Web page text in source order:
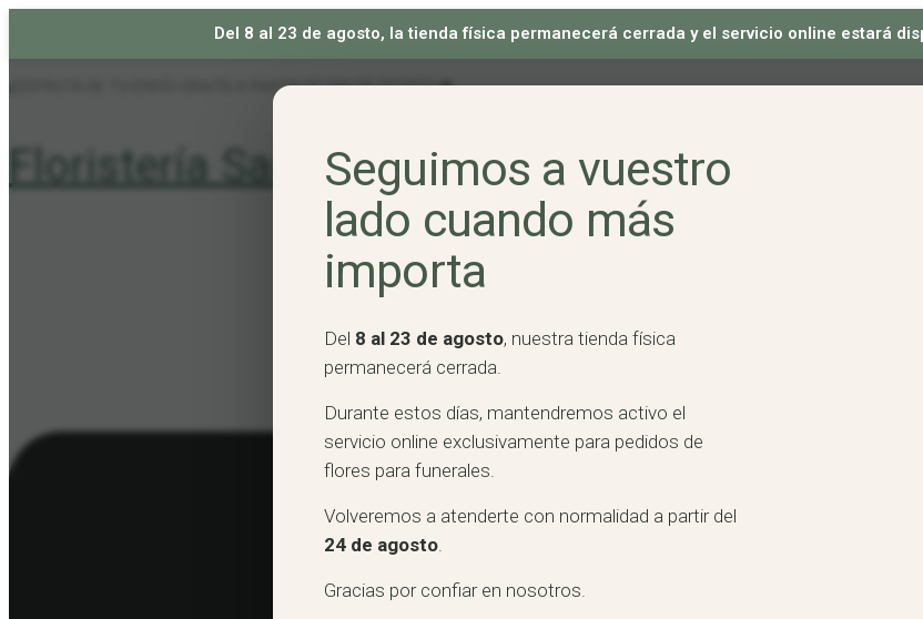
Del 8 al 23 de agosto, la tienda física permanecerá cerrada y el servicio online estará
Seguimos a vuestro
lado cuando más
importa
Del 8 al 23 de agosto, nuestra tienda física
permanecerá cerrada.
Durante estos días, mantendremos activo el
servicio online exclusivamente para pedidos de
flores para funerales.
Volveremos a atenderte con normalidad a partir del
24 de agosto.
Gracias por confiar en nosotros.
¡DISFRUTA DE TU ENVÍO GRATIS A PARTIR DE 50€ DE PEDIDO! 🐝
Floristería Santutxu